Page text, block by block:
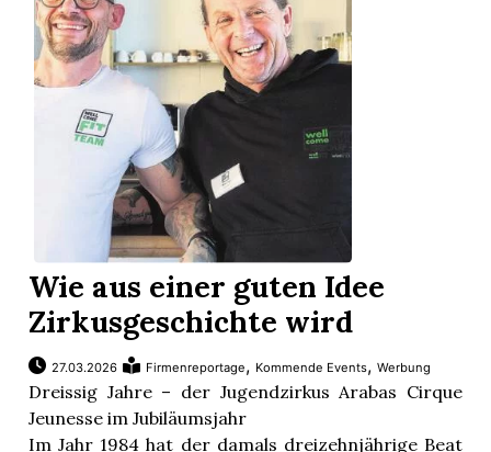
Wie aus einer guten Idee
Zirkusgeschichte wird
27.03.2026 Firmenreportage, Kommende Events,Werbung
Dreissig Jahre – der Jugendzirkus Arabas Cirque
Jeunesse im Jubiläumsjahr
Im Jahr 1984 hat der damals dreizehnjährige Beat